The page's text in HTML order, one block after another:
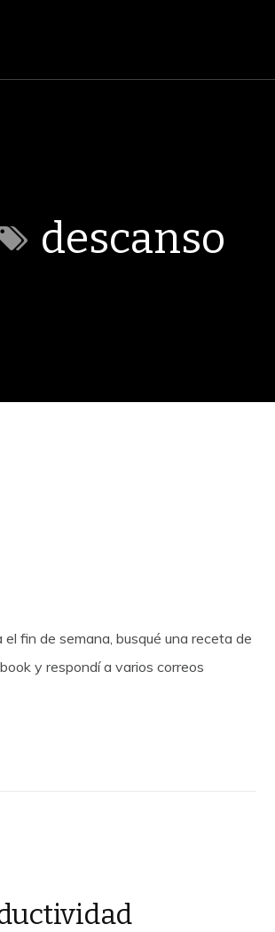
descanso
fin de semana, busqué una receta de
y respondí a varios correos